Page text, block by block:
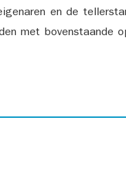
en de
met bovenstaande